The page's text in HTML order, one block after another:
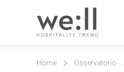
Home Osservatorio